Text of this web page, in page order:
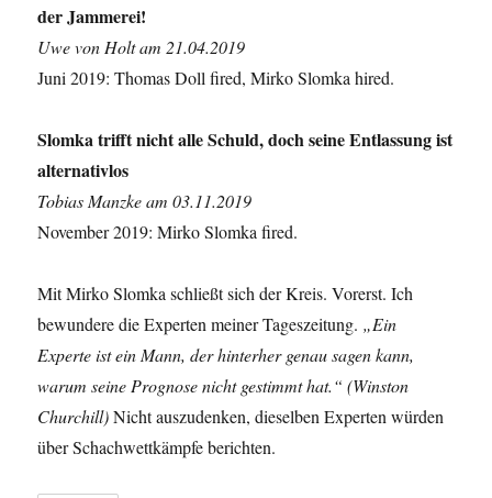
der Jammerei!
Uwe von Holt am 21.04.2019
Juni 2019: Thomas Doll fired, Mirko Slomka hired.
Slomka trifft nicht alle Schuld, doch seine Entlassung ist
alternativlos
Tobias Manzke am 03.11.2019
November 2019: Mirko Slomka fired.
Mit Mirko Slomka schließt sich der Kreis. Vorerst. Ich
bewundere die Experten meiner Tageszeitung. „Ein
Experte ist ein Mann, der hinterher genau sagen kann,
warum seine Prognose nicht gestimmt hat.“ (Winston
Churchill)Nicht auszudenken, dieselben Experten würden
über Schachwettkämpfe berichten.